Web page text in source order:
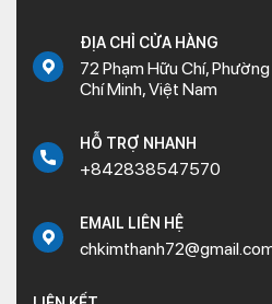
ĐỊA CHỈ CỬA HÀNG
72 Phạm Hữu Chí,
Chí Minh, Việt Nam
HỖ TRỢ NHANH
+842838547570
EMAIL LIÊN HỆ